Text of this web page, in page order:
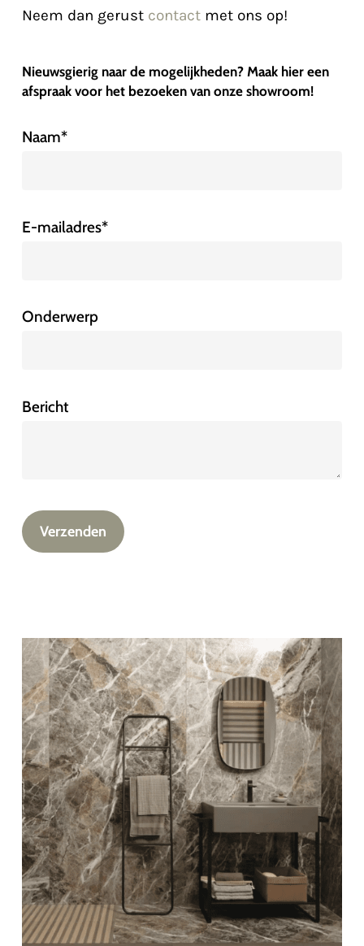
Neem dan gerust contactmet ons op!
Nieuwsgierig naar de mogelijkheden? Maak hier een
afspraak voor het bezoeken van onze showroom!
Naam*
E-mailadres*
Onderwerp
Bericht